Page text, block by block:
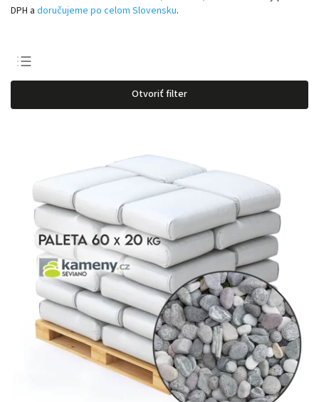
DPH a doručujeme po celom Slovensku.
Odporúčame
Najlacnejšie
Abecedne
Otvoriť filter